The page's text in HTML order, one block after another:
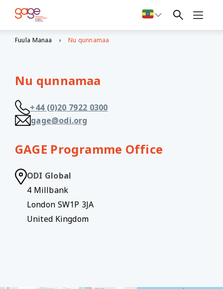
Fuula Manaa Nu qunnamaa
Nu qunnamaa
+44 (0)20 7922 0300
gage@odi.org
GAGE Programme Office
ODI Global
4 Millbank
London SW1P 3JA
United Kingdom